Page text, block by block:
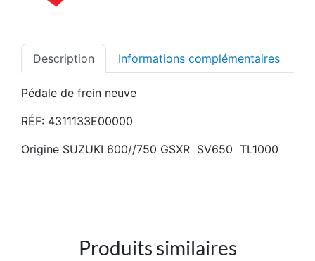
Description Informations complémentaires
Pédale de frein neuve
RÉF: 4311133E00000
Origine SUZUKI 600//750 GSXR SV650 TL1000
Produits similaires